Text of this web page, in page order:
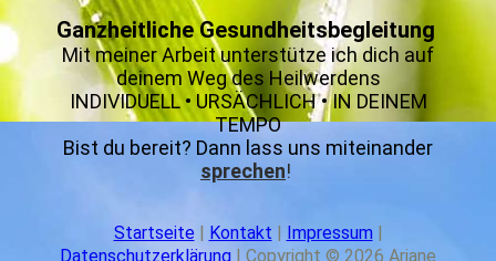
Ganzheitliche Gesundheitsbegleitung
Mit meiner Arbeit unterstütze ich dich auf
deinem Weg des Heilwerdens
INDIVIDUELL • URSÄCHLICH • IN DEINEM
TEMPO
Bist du bereit? Dann lass uns miteinander
sprechen!
Startseite | Kontakt | Impressum |
Datenschutzerklärung | Copyright © 2026 Ariane